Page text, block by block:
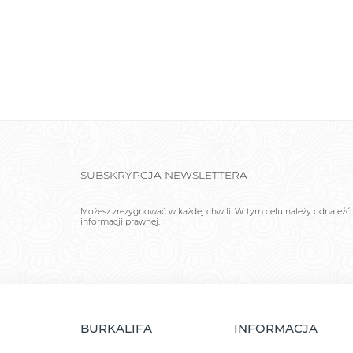
SUBSKRYPCJA NEWSLETTERA
Możesz zrezygnować w każdej chwili. W tym celu należy odnaleźć
informacji prawnej.
BURKALIFA INFORMACJA